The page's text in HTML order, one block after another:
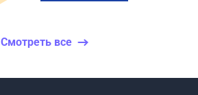
Смотреть все